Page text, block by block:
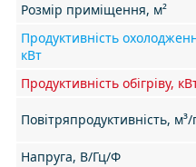
Розмір приміщення, м²
Продуктивність
кВт
Продуктивність обігріву,
Повітряпродуктивність, м³/
Напруга, В/Гц/Ф